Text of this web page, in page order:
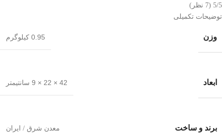
5/5 (7 نظر)
توضیحات تکمیلی
وزن 0.95 کیلوگرم
ابعاد 42 × 22 × 9 سانتیمتر
برند و ساخت معدن شرق / ایران